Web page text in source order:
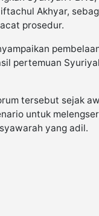
Akhyar,
prosedur.
pertemuan
tersebut sejak
untuk
yang adil.